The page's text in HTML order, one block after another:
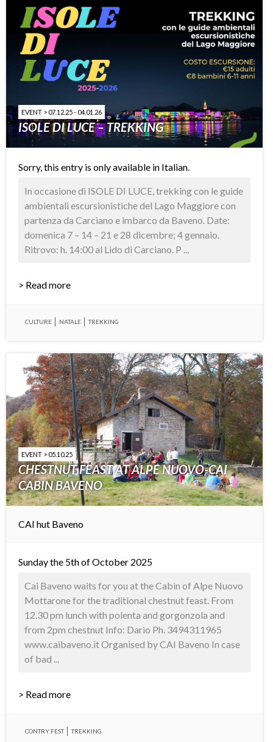
EVENT > 07.12.25 - 04.01.26
ISOLE DI LUCE – TREKKING
Sorry, this entry is only available in Italian.
In occasione di ISOLE DI LUCE, trekking con le guide
ambientali escursionistiche del Lago Maggiore con
partenza da Carciano e imbarco da Baveno. Date:
domenica 7 – 14 – 21 e 28 dicembre; 4 gennaio.
Ritrovo: h. 14:00 al Lido di Carciano. P ...
> Read more
CULTURE NATALE TREKKING
EVENT > 05.10.25
CHESTNUT FEAST AT ALPE NUOVO-CAI
CABIN BAVENO
CAI hut Baveno
Sunday the 5th of October 2025
Cai Baveno waits for you at the Cabin of Alpe Nuovo
Mottarone for the traditional chestnut feast. From
12.30 pm lunch with polenta and gorgonzola and
from 2pm chestnut Info: Dario Ph. 3494311965
www.caibaveno.it Organised by CAI Baveno In case
of bad ...
> Read more
CONTRY FEST TREKKING